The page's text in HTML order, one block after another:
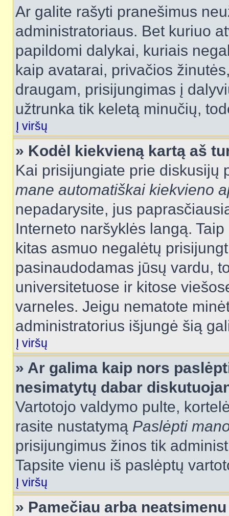
Ar galite rašyti pranešimus
administratoriaus. Bet kuriuo
papildomi dalykai, kuriais
kaip avatarai, privačios
draugam, prisijungimas į
užtrunka tik keletą minučių,
Į viršų
» Kodėl kiekvieną kartą aš
Kai prisijungiate prie diskusijų
mane automatiškai kiekvieno
nepadarysite, jus
Interneto naršyklės langą.
kitas asmuo negalėtų
pasinaudodamas jūsų vardu,
universitetuose ir kitose
varneles. Jeigu nematote
administratorius išjungė šią
Į viršų
» Ar galima kaip nors
nesimatytų dabar
Vartotojo valdymo pulte,
rasite nustatymą Paslėpti
prisijungimus žinos tik
Tapsite vienu iš paslėptų
Į viršų
» Pamečiau arba